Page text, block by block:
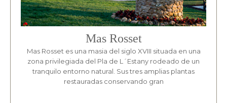
Mas Rosset
Mas Rosset es una masia del siglo XVIII situada en una
zona privilegiada del Pla de L´Estany rodeado de un
tranquilo entorno natural. Sus tres amplias plantas
restauradas conservando gran